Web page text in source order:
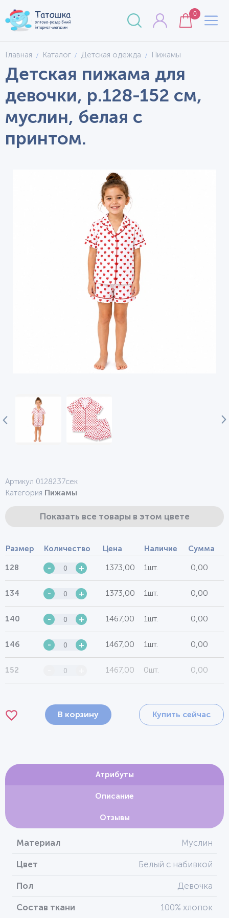
0
Главная Каталог Детская одежда Пижамы
Детская пижама для
девочки, р.128-152 см,
муслин, белая с
принтом.
Артикул 0128237сек
Категория Пижамы
Показать все товары в этом цвете
Размер Количество Цена Наличие Сумма
128 - + 1373,00 1шт. 0,00
134 - + 1373,00 1шт. 0,00
140 - + 1467,00 1шт. 0,00
146 - + 1467,00 1шт. 0,00
152 1467,00 0шт. 0,00
В корзину Купить сейчас
Атрибуты
Описание
Отзывы
Материал Муслин
Цвет Белый с набивкой
Пол Девочка
Состав ткани 100% хлопок